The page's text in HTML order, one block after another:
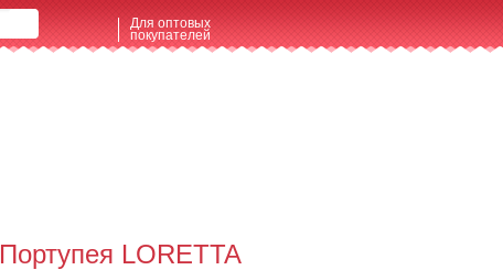
Для оптовых
покупателей
Портупея LORETTA